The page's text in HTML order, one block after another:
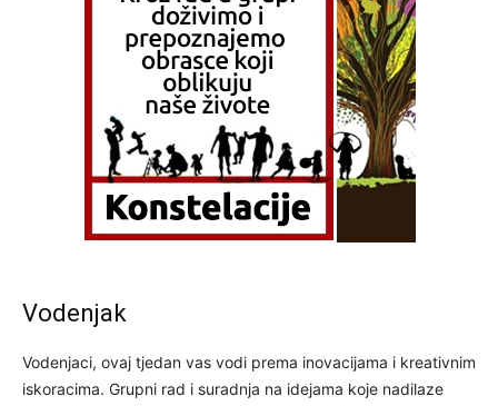
Vodenjak
Vodenjaci, ovaj tjedan vas vodi prema inovacijama i kreativnim
iskoracima. Grupni rad i suradnja na idejama koje nadilaze